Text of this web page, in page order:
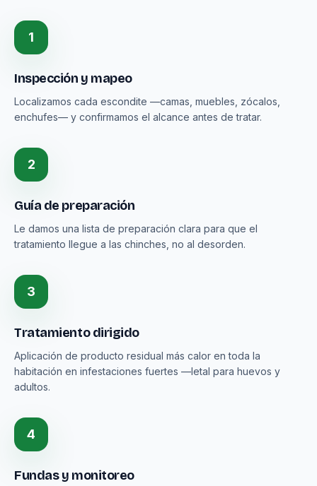
1
Inspección y mapeo
Localizamos cada escondite —camas, muebles, zócalos,
enchufes— y confirmamos el alcance antes de tratar.
2
Guía de preparación
Le damos una lista de preparación clara para que el
tratamiento llegue a las chinches, no al desorden.
3
Tratamiento dirigido
Aplicación de producto residual más calor en toda la
habitación en infestaciones fuertes —letal para huevos y
adultos.
4
Fundas y monitoreo